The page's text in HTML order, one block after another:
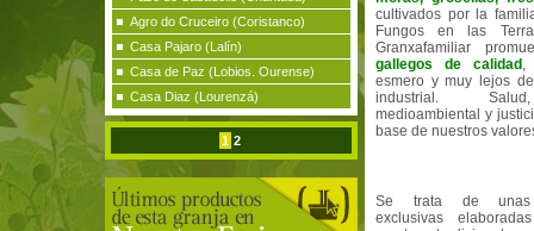
Agro do Cruceiro (Coristanco)
Casa Pajaro (Lalín)
Casa de Paz (Lobios. Ourense)
Casa Diaz (Lourenzá)
1 2
cultivados por la
Fungos en las
Granxafamiliar
gallegos de calidad ,
esmero y muy lejos
industrial.
medioambiental y
base de nuestros
Se trata de unas
exclusivas